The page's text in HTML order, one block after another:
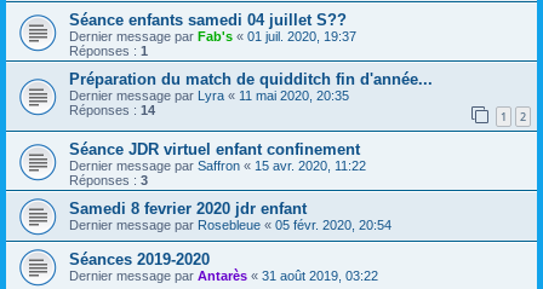
Séance enfants samedi 04 juillet S??
Dernier message par Fab's « 01 juil. 2020, 19:37
Réponses : 1
Préparation du match de quidditch fin d'année...
Dernier message par Lyra « 11 mai 2020, 20:35
Réponses : 14 1 2
Séance JDR virtuel enfant confinement
Dernier message par Saffron « 15 avr. 2020, 11:22
Réponses : 3
Samedi 8 fevrier 2020 jdr enfant
Dernier message par Rosebleue « 05 févr. 2020, 20:54
Séances 2019-2020
Dernier message par Antarès « 31 août 2019, 03:22